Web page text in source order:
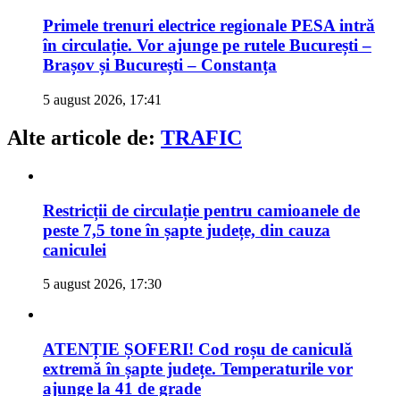
Primele trenuri electrice regionale PESA intră
în circulație. Vor ajunge pe rutele București –
Brașov și București – Constanța
5 august 2026, 17:41
Alte articole de: TRAFIC
Restricții de circulație pentru camioanele de
peste 7,5 tone în șapte județe, din cauza
caniculei
5 august 2026, 17:30
ATENȚIE ȘOFERI! Cod roșu de caniculă
extremă în șapte județe. Temperaturile vor
ajunge la 41 de grade